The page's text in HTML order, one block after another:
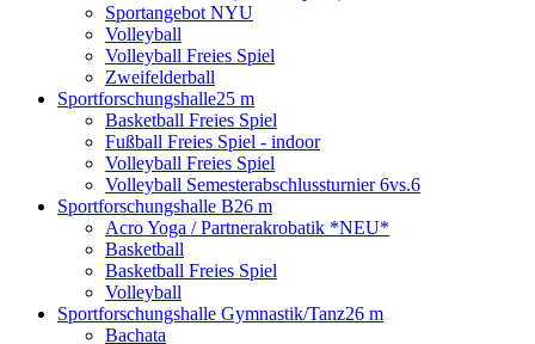
Sportangebot NYU
Volleyball
Volleyball Freies Spiel
Zweifelderball
Sportforschungshalle25 m
Basketball Freies Spiel
Fußball Freies Spiel - indoor
Volleyball Freies Spiel
Volleyball Semesterabschlussturnier 6vs.6
Sportforschungshalle B26 m
Acro Yoga / Partnerakrobatik *NEU*
Basketball
Basketball Freies Spiel
Volleyball
Sportforschungshalle Gymnastik/Tanz26 m
Bachata